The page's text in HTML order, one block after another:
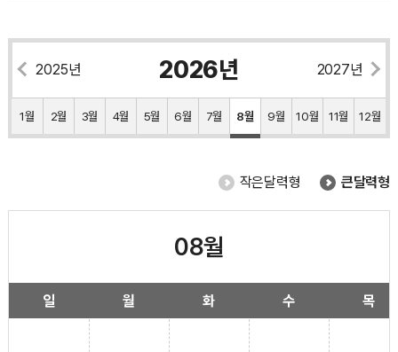
2025년 2026년 2027년
1월 2월 3월 4월 5월 6월 7월 8월 9월 10월 11월 12월
작은달력형 큰달력형
08월
일 월 화 수 목